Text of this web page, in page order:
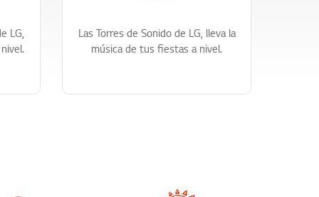
LG,
Las Torres de Sonido de LG, lleva la
música de tus fiestas a nivel.